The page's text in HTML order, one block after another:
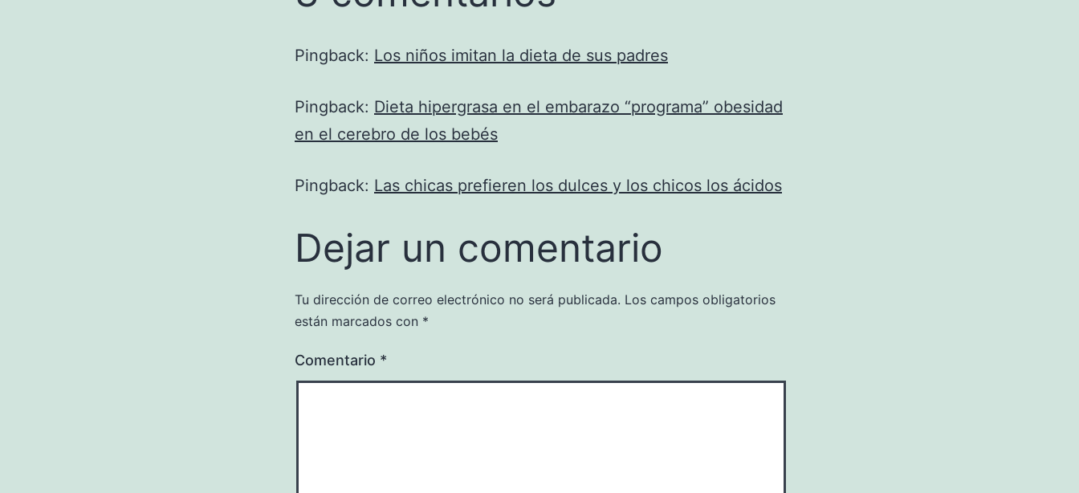
Pingback: Los niños imitan la dieta de sus padres
Pingback: Dieta hipergrasa en el embarazo “programa” obesidad
en el cerebro de los bebés
Pingback: Las chicas prefieren los dulces y los chicos los ácidos
Dejar un comentario
Tu dirección de correo electrónico no será publicada. Los campos obligatorios
están marcados con *
Comentario *